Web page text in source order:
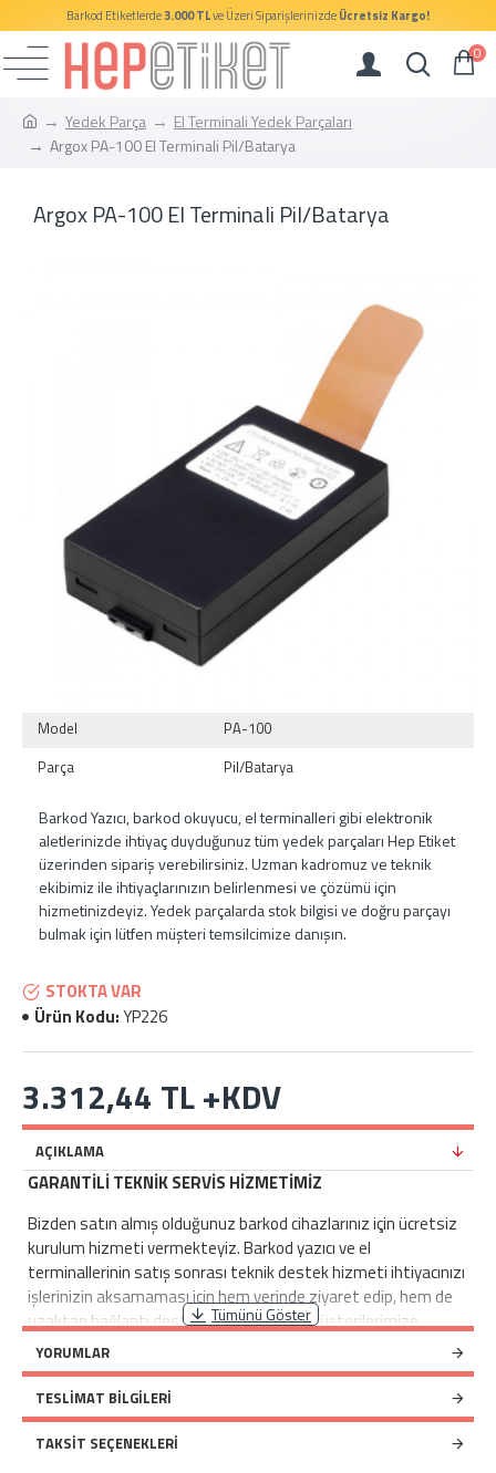
Barkod Etiketlerde3.000 TLve Üzeri SiparişlerinizdeÜcretsiz Kargo!
0
Yedek Parça
El Terminali Yedek Parçaları
Argox PA-100 El Terminali Pil/Batarya
Argox PA-100 El Terminali Pil/Batarya
Barkod Yazıcı, barkod okuyucu, el terminalleri gibi elektronik
aletlerinizde ihtiyaç duyduğunuz tüm yedek parçaları Hep Etiket
üzerinden sipariş verebilirsiniz. Uzman kadromuz ve teknik
ekibimiz ile ihtiyaçlarınızın belirlenmesi ve çözümü için
hizmetinizdeyiz. Yedek parçalarda stok bilgisi ve doğru parçayı
bulmak için lütfen müşteri temsilcimize danışın.
Model
PA-100
Parça
Pil/Batarya
3.312,44 TL +KDV
STOKTA VAR
Ürün Kodu:YP226
AÇIKLAMA
GARANTİLİ TEKNİK SERVİS HİZMETİMİZ
Bizden satın almış olduğunuz barkod cihazlarınız için ücretsiz
kurulum hizmeti vermekteyiz. Barkod yazıcı ve el
terminallerinin satış sonrası teknik destek hizmeti ihtiyacınızı
işlerinizin aksamaması için hem yerinde ziyaret edip, hem de
uzaktan bağlantı desteği ile siz değerli müşterilerimize
sunmaktayız.
Eğitimli ve tecrübeli teknik servis ekibimizle, servisimize ulaşan
barkod yazıcı, el terminali ve barkod okuyucularınızın tüm teknik
sorunlarını aynı gün içerisinde ücretsiz bir şekilde tespit ederek
tarafınıza, sistemimizin otomatik olarak göndermiş olduğu
YORUMLAR
TESLIMAT BILGILERI
TAKSIT SEÇENEKLERI